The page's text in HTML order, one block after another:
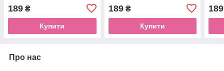
189 ₴
Купити
189₴
Купити
189
Про нас